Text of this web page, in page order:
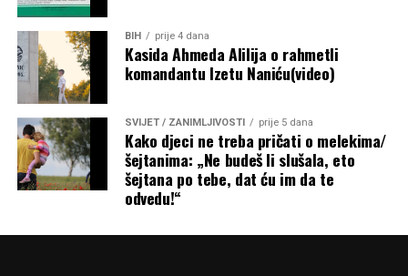
BIH prije 4 dana
Kasida Ahmeda Alilija o rahmetli
komandantu Izetu Naniću(video)
SVIJET / ZANIMLJIVOSTI prije 5 dana
Kako djeci ne treba pričati o melekima/
šejtanima: „Ne budeš li slušala, eto
šejtana po tebe, dat ću im da te
odvedu!“